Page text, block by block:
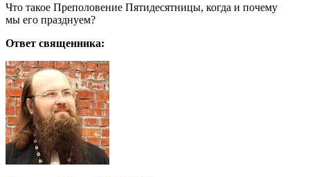
Что такое Преполовение Пятидесятницы, когда и почему
мы его празднуем?
Ответ священника: